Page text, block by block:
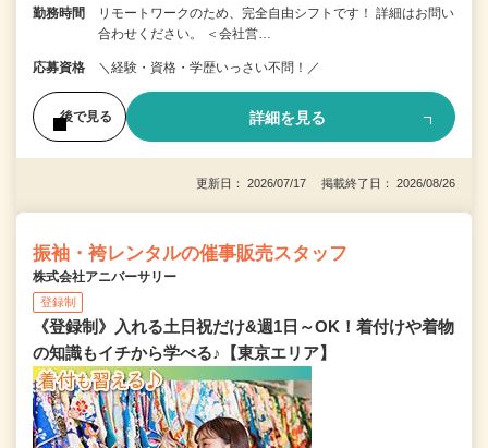
勤務時間
リモートワークのため、完全自由シフトです！ 詳細はお問い
合わせください。 ＜会社営…
応募資格 ＼経験・資格・学歴いっさい不問！／
後で見る 詳細を見る
更新日： 2026/07/17 掲載終了日： 2026/08/26
振袖・袴レンタルの催事販売スタッフ
株式会社アニバーサリー
登録制
《登録制》入れる土日祝だけ&週1日～OK！着付けや着物
の知識もイチから学べる♪【東京エリア】